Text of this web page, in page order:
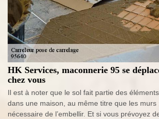
HK Services, maconnerie 95 se
chez vous
Il est à noter que le sol fait partie des
dans une maison, au même titre que les murs
nécessaire de l’embellir. Et si vous prévoyez